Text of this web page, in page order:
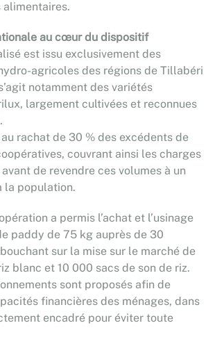
alimentaires.
au cœur du dispositif
est issu exclusivement des
agricoles des régions de Tillabéri
notamment des variétés
largement cultivées et reconnues
au rachat de 30 % des excédents de
couvrant ainsi les charges
de revendre ces volumes à un
la population.
a permis l’achat et l’usinage
paddy de 75 kg auprès de 30
sur la mise sur le marché de
blanc et 10 000 sacs de son de riz.
sont proposés afin de
financières des ménages, dans
encadré pour éviter toute